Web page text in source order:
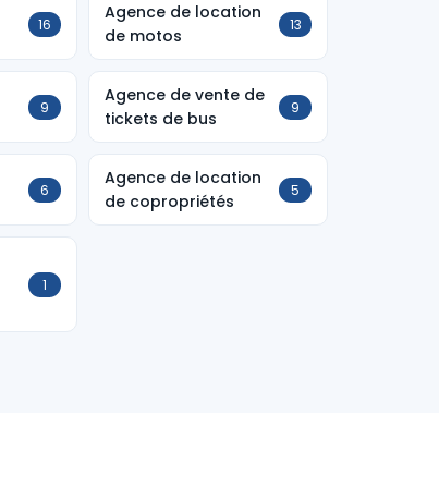
16
Agence de location
de motos
13
9
Agence de vente de
tickets de bus
9
6
Agence de location
de copropriétés
5
1